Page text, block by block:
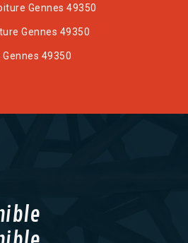
Gennes 49350
Gennes 49350
49350